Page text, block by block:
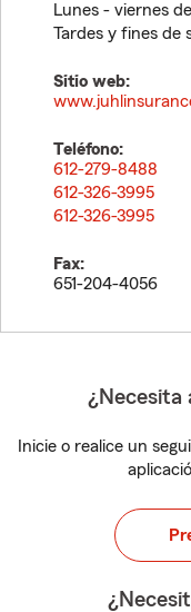
Lunes - viernes
Tardes y fines de
Sitio web:
Teléfono:
612-279-8488
612-326-3995
612-326-3995
Fax:
651-204-4056
¿Necesita
Inicie o realice un